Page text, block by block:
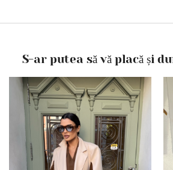
S-ar putea să vă placă și